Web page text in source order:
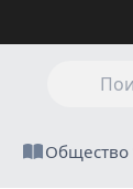
Общество